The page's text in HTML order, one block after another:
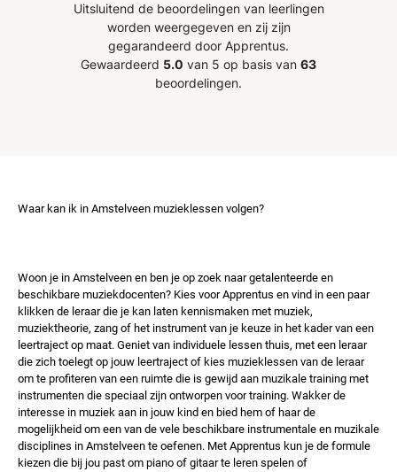
Uitsluitend de beoordelingen van leerlingen
worden weergegeven en zij zijn
gegarandeerd door Apprentus.
Gewaardeerd 5.0 van 5 op basis van 63
beoordelingen.
Waar kan ik in Amstelveen muzieklessen volgen?
Woon je in Amstelveen en ben je op zoek naar getalenteerde en
beschikbare muziekdocenten? Kies voor Apprentus en vind in een paar
klikken de leraar die je kan laten kennismaken met muziek,
muziektheorie, zang of het instrument van je keuze in het kader van een
leertraject op maat. Geniet van individuele lessen thuis, met een leraar
die zich toelegt op jouw leertraject of kies muzieklessen van de leraar
om te profiteren van een ruimte die is gewijd aan muzikale training met
instrumenten die speciaal zijn ontworpen voor training. Wakker de
interesse in muziek aan in jouw kind en bied hem of haar de
mogelijkheid om een ​​van de vele beschikbare instrumentale en muzikale
disciplines in Amstelveen te oefenen. Met Apprentus kun je de formule
kiezen die bij jou past om piano of gitaar te leren spelen of